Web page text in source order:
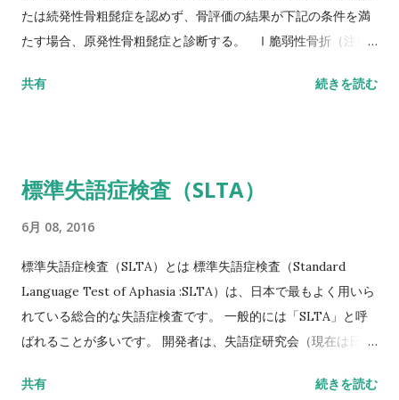
たは続発性骨粗髭症を認めず、骨評価の結果が下記の条件を満
たす場合、原発性骨粗髭症と診断する。 Ⅰ脆弱性骨折（注1）
の脆弱性骨折（注3）があり、骨密度（注4）がYAMの80％未満
性骨折、軽微な外力とは、立った姿勢からの転倒か、それ以下
を確認することが望ましい。 注3 そのほかの脆弱性骨折：軽微
な外力によって発生した非外傷性骨折で、骨折部位は肋骨、骨
盤（恥骨、坐骨、仙骨を含む）上腕骨近位部、焼骨遠位端、下
腿骨。 注4 骨密度は原則として腰椎または大腿骨近位部骨密度
SD値を採用することとする。 腰椎においてはL1～L4またはL2
共有 続きを読む
標準失語症検査（SLTA）
6月 08, 2016
標準失語症検査（SLTA）とは 標準失語症検査（Standard
Language Test of Aphasia :SLTA）は、日本で最もよく用いら
れている総合的な失語症検査です。 一般的には「SLTA」と呼
ばれることが多いです。 開発者は、失語症研究会（現在は日本
れ、最終試案は失語症者200人・非失語症者150人のデータをも
共有 続きを読む